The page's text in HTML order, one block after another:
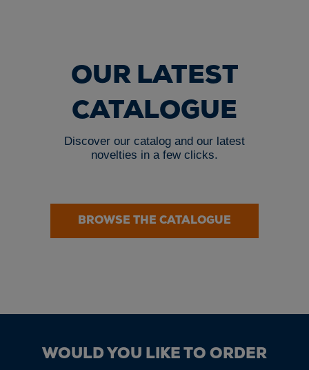
OUR LATEST
CATALOGUE
Discover our catalog and our latest
novelties in a few clicks.
BROWSE THE CATALOGUE
WOULD YOU LIKE TO ORDER